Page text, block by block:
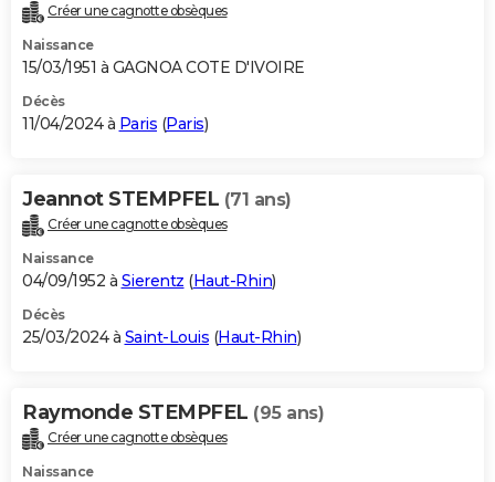
Créer une cagnotte obsèques
Naissance
15/03/1951 à GAGNOA COTE D'IVOIRE
Décès
11/04/2024 à Paris (Paris)
Jeannot STEMPFEL (71 ans)
Créer une cagnotte obsèques
Naissance
04/09/1952 à Sierentz (Haut-Rhin)
Décès
25/03/2024 à Saint-Louis (Haut-Rhin)
Raymonde STEMPFEL (95 ans)
Créer une cagnotte obsèques
Naissance